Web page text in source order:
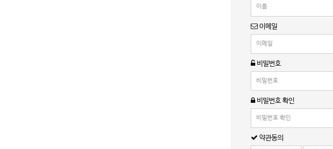
이메일
비밀번호
비밀번호 확인
약관동의